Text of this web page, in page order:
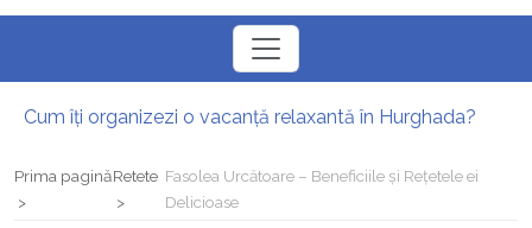
Cum îți organizezi o vacanță relaxantă în Hurghada?
Multisite WordPress și Mastodon: cum gestionezi mai multe site-uri
Prima paginăRetete Fasolea Urcătoare – Beneficiile și Rețetele ei
Delicioase